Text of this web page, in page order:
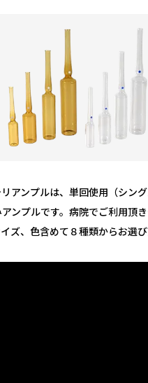
アンプルは、単回使用（シン
ンプルです。病院でご利用頂
ズ、色含めて８種類からお選び